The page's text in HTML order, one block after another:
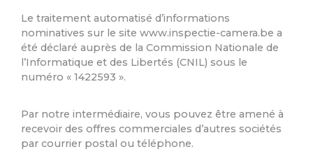
Le traitement automatisé d’informations
nominatives sur le site www.inspectie-camera.be a
été déclaré auprès de la Commission Nationale de
l’Informatique et des Libertés (CNIL) sous le
numéro « 1422593 ».
Par notre intermédiaire, vous pouvez être amené à
recevoir des offres commerciales d’autres sociétés
par courrier postal ou téléphone.